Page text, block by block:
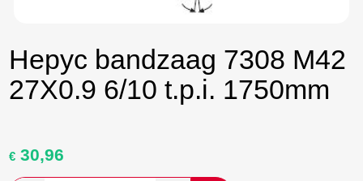
Hepyc bandzaag 7308 M42
27X0.9 6/10 t.p.i. 1750mm
Oorspronkelijke
€ 30,96